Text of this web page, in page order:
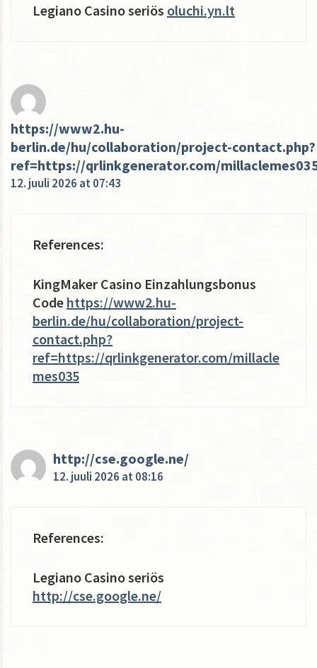
Legiano Casino seriös oluchi.yn.lt
https://www2.hu-
berlin.de/hu/collaboration/project-contact.php?
ref=https://qrlinkgenerator.com/
12. juuli 2026 at 07:43
References:
KingMaker Casino Einzahlungsbonus
Code https://www2.hu-
berlin.de/hu/collaboration/project-
contact.php?
ref=https://qrlinkgenerator.com/millacle
mes035
http://cse.google.ne/
12. juuli 2026 at 08:16
References:
Legiano Casino seriös
http://cse.google.ne/